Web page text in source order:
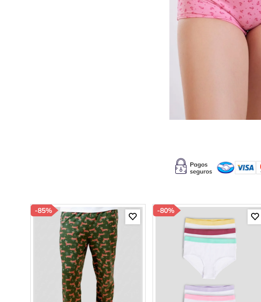
-85% -80%
10. camibuzo